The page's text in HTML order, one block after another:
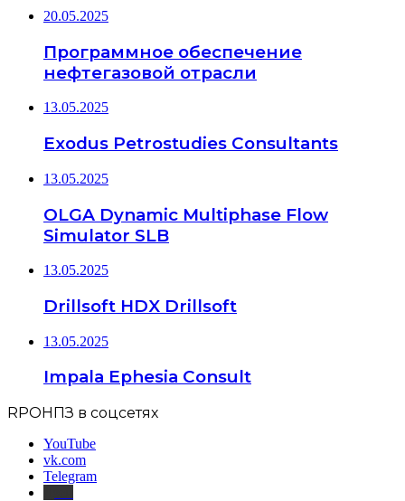
20.05.2025
Программное обеспечение
нефтегазовой отрасли
13.05.2025
Exodus Petrostudies Consultants
13.05.2025
OLGA Dynamic Multiphase Flow
Simulator SLB
13.05.2025
Drillsoft HDX Drillsoft
13.05.2025
Impala Ephesia Consult
RPOНПЗ в соцсетях
YouTube
vk.com
Telegram